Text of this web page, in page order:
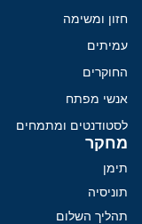
חזון ומשימה
עמיתים
החוקרים
אנשי מפתח
לסטודנטים ומתמחים
מחקר
תימן
תוניסיה
תהליך השלום